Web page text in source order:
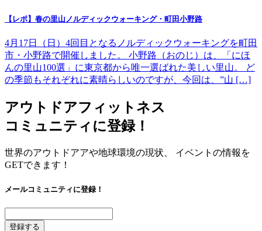
【レポ】春の里山ノルディックウォーキング・町田小野路
4月17日（日）4回目となるノルディックウォーキングを町田
市・小野路で開催しました。 小野路（おのじ）は、「にほ
んの里山100選」に東京都から唯一選ばれた美しい里山。 ど
の季節もそれぞれに素晴らしいのですが、今回は、”山 […]
アウトドアフィットネス
コミュニティに登録！
世界のアウトドアアや地球環境の現状、 イベントの情報を
GETできます！
メールコミュニティに登録！